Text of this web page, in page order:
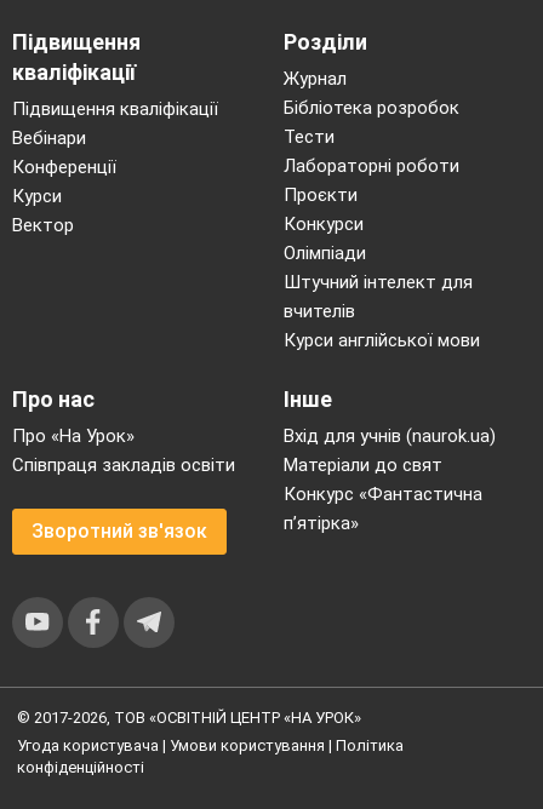
Підвищення
кваліфікації
Підвищення кваліфікації
Вебінари
Конференції
Курси
Вектор
Розділи
Журнал
Бібліотека розробок
Тести
Лабораторні роботи
Проєкти
Конкурси
Олімпіади
Штучний інтелект для
вчителів
Курси англійської мови
Про нас
Про «На Урок»
Співпраця закладів освіти
Зворотний зв'язок
Інше
Вхід для учнів (naurok.ua)
Матеріали до свят
Конкурс «Фантастична
п’ятірка»
© 2017-2026, ТОВ «ОСВІТНІЙ ЦЕНТР «НА УРОК»
Угода користувача | Умови користування | Політика
конфіденційності